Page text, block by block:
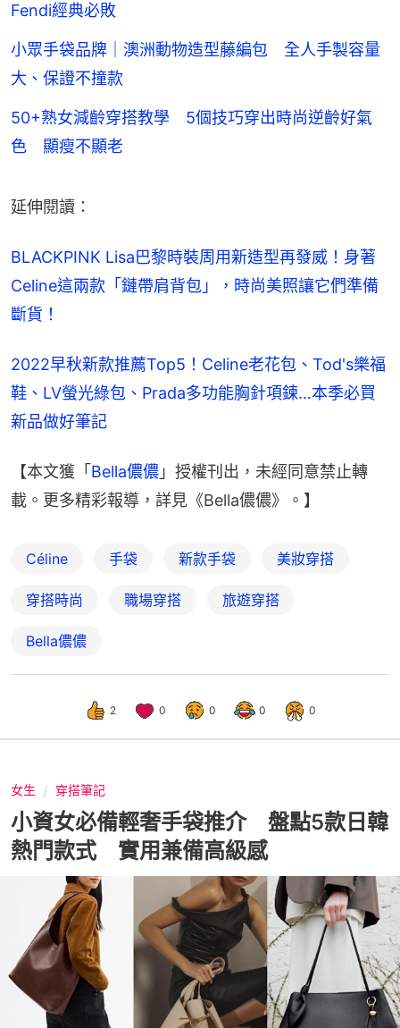
Fendi經典必敗
小眾手袋品牌｜澳洲動物造型藤編包 全人手製容量
大、保證不撞款
50+熟女減齡穿搭教學 5個技巧穿出時尚逆齡好氣
色 顯瘦不顯老
延伸閱讀：
BLACKPINK Lisa巴黎時裝周用新造型再發威！身著
Celine這兩款「鏈帶肩背包」，時尚美照讓它們準備
斷貨！
2022早秋新款推薦Top5！Celine老花包、Tod's樂福
鞋、LV螢光綠包、Prada多功能胸針項鍊…本季必買
新品做好筆記
【本文獲「 Bella儂儂 」授權刊出，未經同意禁止轉
載。更多精彩報導，詳見《Bella儂儂》。】
Céline 手袋 新款手袋 美妝穿搭
穿搭時尚 職場穿搭 旅遊穿搭
Bella儂儂
2 0 0 0 0
女生 穿搭筆記
小資女必備輕奢手袋推介 盤點5款日韓
熱門款式 實用兼備高級感